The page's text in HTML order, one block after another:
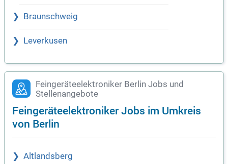
Braunschweig
Leverkusen
Feingeräteelektroniker Berlin Jobs und
Stellenangebote
Feingeräteelektroniker Jobs im Umkreis
von Berlin
Altlandsberg